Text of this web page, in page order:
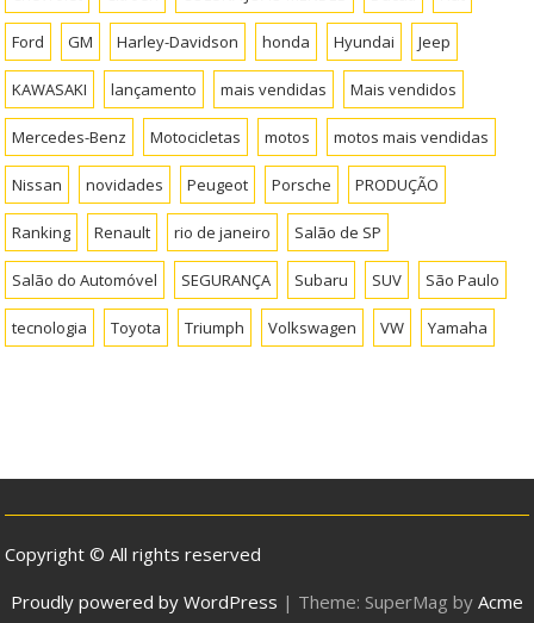
Ford GM Harley-Davidson honda Hyundai Jeep
KAWASAKI lançamento mais vendidas Mais vendidos
Mercedes-Benz Motocicletas motos motos mais vendidas
Nissan novidades Peugeot Porsche PRODUÇÃO
Ranking Renault rio de janeiro Salão de SP
Salão do Automóvel SEGURANÇA Subaru SUV São Paulo
tecnologia Toyota Triumph Volkswagen VW Yamaha
Copyright © All rights reserved
Proudly powered by WordPress | Theme: SuperMag by Acme